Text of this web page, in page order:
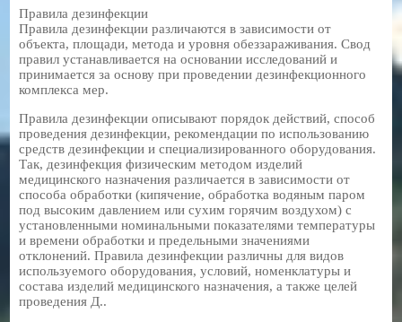
Правила дезинфекции
Правила дезинфекции различаются в зависимости от
объекта, площади, метода и уровня обеззараживания. Свод
правил устанавливается на основании исследований и
принимается за основу при проведении дезинфекционного
комплекса мер.
Правила дезинфекции описывают порядок действий, способ
проведения дезинфекции, рекомендации по использованию
средств дезинфекции и специализированного оборудования.
Так, дезинфекция физическим методом изделий
медицинского назначения различается в зависимости от
способа обработки (кипячение, обработка водяным паром
под высоким давлением или сухим горячим воздухом) с
установленными номинальными показателями температуры
и времени обработки и предельными значениями
отклонений. Правила дезинфекции различны для видов
используемого оборудования, условий, номенклатуры и
состава изделий медицинского назначения, а также целей
проведения Д..